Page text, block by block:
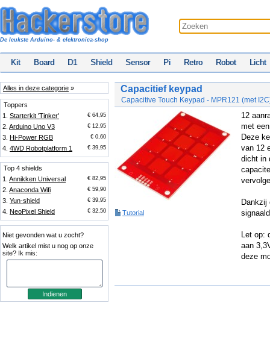
De leukste Arduino- & elektronica-shop
Kit Board D1 Shield Sensor Pi Retro Robot Licht
Alles in deze categorie »
Toppers
1. Starterkit 'Tinker' € 64,95
2. Arduino Uno V3 € 12,95
3. Hi-Power RGB € 0,60
4. 4WD Robotplatform 1 € 39,95
Top 4 shields
1. Annikken Universal € 82,95
2. Anaconda Wifi € 59,90
3. Yun-shield € 39,95
4. NeoPixel Shield € 32,50
Niet gevonden wat u zocht?
Welk artikel mist u nog op onze
site? Ik mis:
Capacitief keypad
Capacitive Touch Keypad - MPR121 (met
Tutorial
12
met
Deze
van 12
dicht in
Dankzij
Let op:
aan
deze